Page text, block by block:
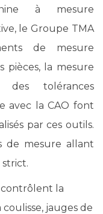
à mesure
le Groupe TMA
de mesure
pièces, la mesure
tolérances
avec la CAO font
par ces outils.
de mesure allant
strict.
contrôlent la
jauges de